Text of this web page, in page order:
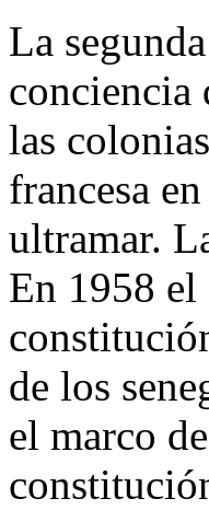
La
conciencia
las
francesa
ultramar.
En 1958 el
de los
el marco